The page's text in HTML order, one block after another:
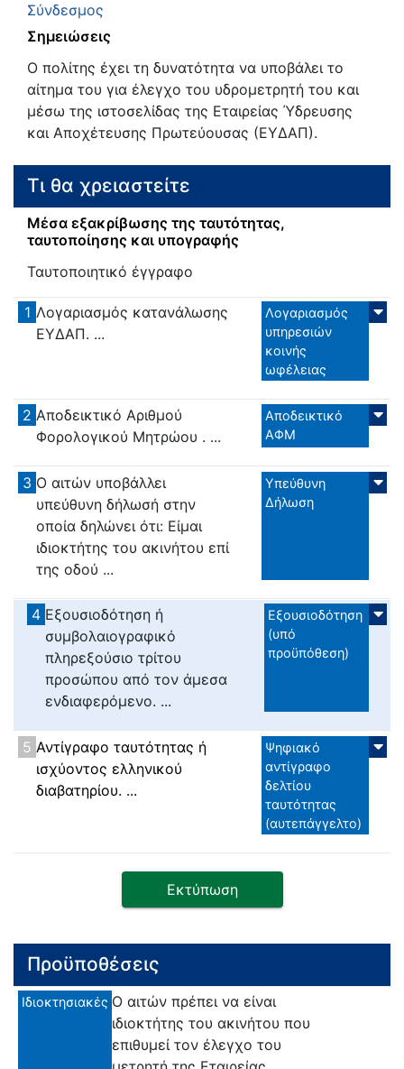
Σύνδεσμος
Σημειώσεις
Ο πολίτης έχει τη δυνατότητα να υποβάλει το
αίτημα του για έλεγχο του υδρομετρητή του και
μέσω της ιστοσελίδας της Εταιρείας Ύδρευσης
και Αποχέτευσης Πρωτεύουσας (ΕΥΔΑΠ).
Τι θα χρειαστείτε
Μέσα εξακρίβωσης της ταυτότητας,
ταυτοποίησης και υπογραφής
Ταυτοποιητικό έγγραφο
1 Λογαριασμός κατανάλωσης
ΕΥΔΑΠ. ...
Λογαριασμός
υπηρεσιών
κοινής
ωφέλειας
2 Αποδεικτικό Αριθμού
Φορολογικού Μητρώου . ...
Αποδεικτικό
ΑΦΜ
3 Ο αιτών υποβάλλει
υπεύθυνη δήλωσή στην
οποία δηλώνει ότι: Είμαι
ιδιοκτήτης του ακινήτου επί
της οδού ...
Υπεύθυνη
Δήλωση
4 Εξουσιοδότηση ή
συμβολαιογραφικό
πληρεξούσιο τρίτου
προσώπου από τον άμεσα
ενδιαφερόμενο. ...
Εξουσιοδότηση
(υπό
προϋπόθεση)
5 Αντίγραφο ταυτότητας ή
ισχύοντος ελληνικού
διαβατηρίου. ...
Ψηφιακό
αντίγραφο
δελτίου
ταυτότητας
(αυτεπάγγελτο)
Εκτύπωση
Προϋποθέσεις
Ιδιοκτησιακές Ο αιτών πρέπει να είναι
ιδιοκτήτης του ακινήτου που
επιθυμεί τον έλεγχο του